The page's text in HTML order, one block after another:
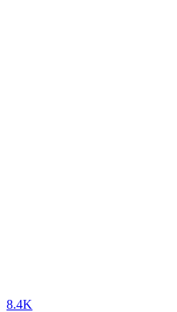
8.4K